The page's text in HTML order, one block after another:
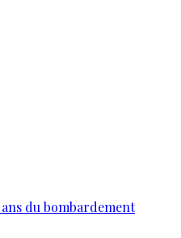
du bombardement